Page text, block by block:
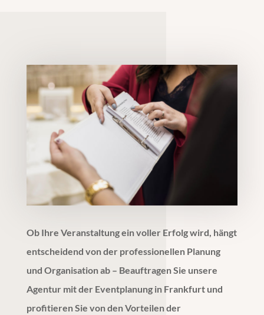
Ob Ihre Veranstaltung ein voller Erfolg wird, hängt
entscheidend von der professionellen Planung
und Organisation ab – Beauftragen Sie unsere
Agentur mit der Eventplanungin Frankfurtund
profitieren Sie von den Vorteilen der